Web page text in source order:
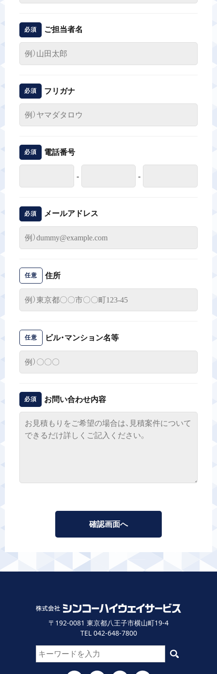
必須 ご担当者名
必須 フリガナ
必須 電話番号
- -
必須 メールアドレス
任意 住所
任意 ビル・マンション名等
必須 お問い合わせ内容
〒192-0081 東京都八王子市横山町19-4
TEL 042-648-7800